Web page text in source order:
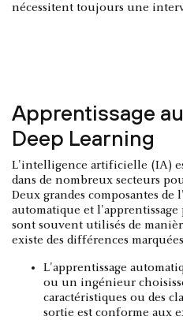
nécessitent toujours une
Apprentissage
Deep Learning
L'intelligence artificielle (IA)
dans de nombreux secteurs
Deux grandes composantes
automatique et l'apprentissage
sont souvent utilisés de
existe des différences
L'apprentissage
ou un ingénieur
caractéristiques ou des
sortie est conforme aux